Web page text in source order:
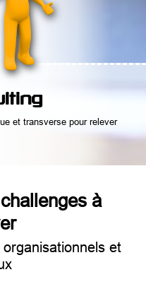
et transverse pour relever
à
et